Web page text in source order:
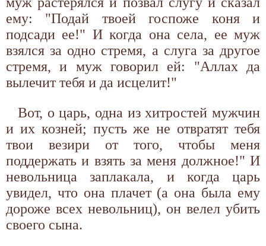
ему: "Подай твоей госпоже коня и
подсади ее!" И когда она села, ее муж
взялся за одно стремя, а слуга за другое
стремя, и муж говорил ей: "Аллах да
вылечит тебя и да исцелит!"
Вот, о царь, одна из хитростей мужчин
и их козней; пусть же не отвратят тебя
твои везири от того, чтобы меня
поддержать и взять за меня должное!" И
невольница заплакала, и когда царь
увидел, что она плачет (а она была ему
дороже всех невольниц), он велел убить
своего сына.